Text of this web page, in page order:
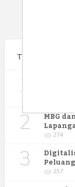
Terpopuler
1
2 MBG
274
3 257